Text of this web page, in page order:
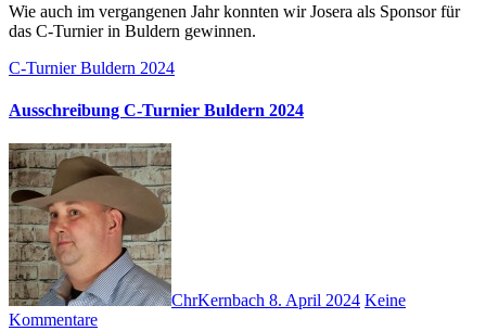
Wie auch im vergangenen Jahr konnten wir Josera als Sponsor für
das C-Turnier in Buldern gewinnen.
C-Turnier Buldern 2024
Ausschreibung C-Turnier Buldern 2024
ChrKernbach 8. April 2024 Keine
Kommentare